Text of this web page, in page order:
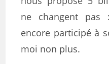
ne changent pas
encore participé à
moi non plus.